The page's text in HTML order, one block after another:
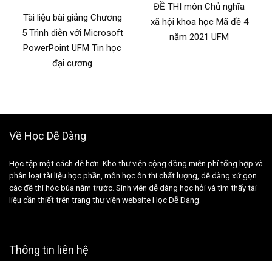
Tài liệu bài giảng Chương
5 Trình diễn với Microsoft
PowerPoint UFM Tin học
đại cương
ĐỀ THI môn Chủ nghĩa
xã hội khoa học Mã đề 4
năm 2021 UFM
Về Học Dễ Dàng
Học tập một cách dễ hơn. Kho thư viện cộng đồng miễn phí tổng hợp và
phân loại tài liệu học phần, môn học ôn thi chất lượng, dễ dàng xử gọn
các đề thi hóc búa năm trước. Sinh viên dễ dàng học hỏi và tìm thấy tài
liệu cần thiết trên trang thư viện website Học Dễ Dàng.
Thông tin liên hệ